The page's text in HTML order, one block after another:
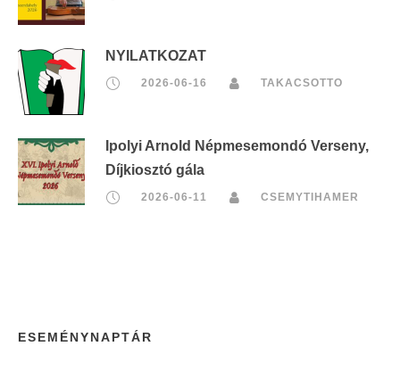
NYILATKOZAT
2026-06-16 TAKACSOTTO
Ipolyi Arnold Népmesemondó Verseny,
Díjkiosztó gála
2026-06-11 CSEMYTIHAMER
ESEMÉNYNAPTÁR